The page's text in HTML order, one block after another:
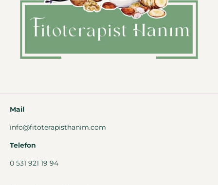
Mail
info@fitoterapisthanim.com
Telefon
0 531 921 19 94